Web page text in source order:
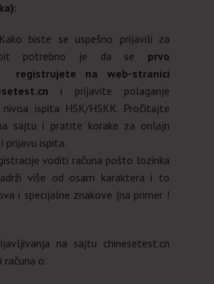
Kako biste se uspešno prijavili za
potrebno je da se prvo
registrujete na web-stranici
i prijavite polaganje
nivoa ispita HSK/HSKK. Pročitajte
sajtu i pratite korake za onlajn
prijavu ispita.
voditi računa pošto lozinka
više od osam karaktera i to
i specijalne znakove (na primer !
na sajtu chinesetest.cn
o: